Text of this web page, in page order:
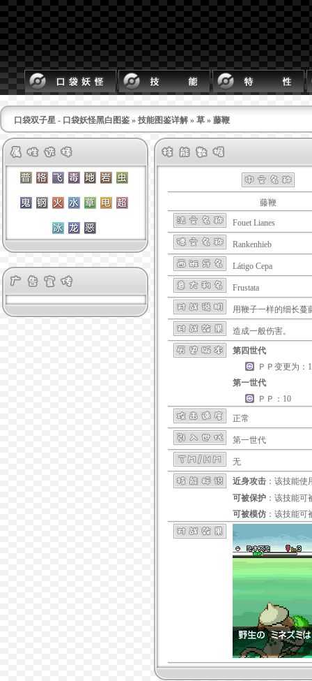
口袋双子星 - 口袋妖怪黑白图鉴 » 技能图鉴详解 » 草 » 藤鞭
藤鞭
Fouet Lianes
Rankenhieb
Látigo Cepa
Frustata
用鞭子一样的细长蔓
造成一般伤害。
第四世代
ＰＰ变更为：
第一世代
ＰＰ：10
正常
第一世代
无
近身攻击 ：该技能
可被保护 ：该技能可
可被模仿 ：该技能可